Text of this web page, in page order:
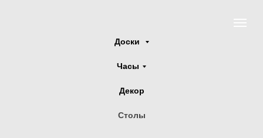
Доски
Часы
Декор
Столы